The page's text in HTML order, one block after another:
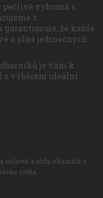
pečlivě vybraná s
s
že každé
a plné jedinečných
je vám k
s výběrem ideální
oslavte každý okamžik s
světa.